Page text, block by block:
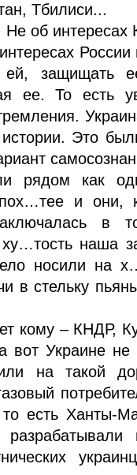
Тбилиси...
Не об
ей, защищать
ее. То есть
истории. Это
рядом как
и они,
заключалась
наша
носили на
в стельку
кому – КНДР,
вот Украине не
на такой
есть Ханты-